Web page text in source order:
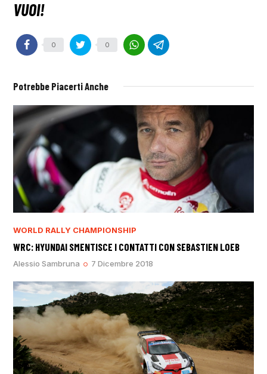
0 0
Potrebbe Piacerti Anche
WORLD RALLY CHAMPIONSHIP
WRC: HYUNDAI SMENTISCE I CONTATTI CON SEBASTIEN LOEB
Alessio Sambruna 7 Dicembre 2018